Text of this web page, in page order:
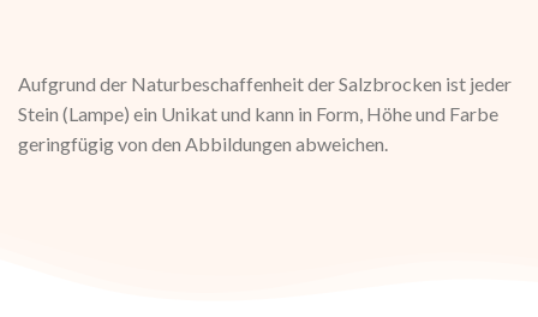
Aufgrund der Naturbeschaffenheit der Salzbrocken ist jeder
Stein (Lampe) ein Unikat und kann in Form, Höhe und Farbe
geringfügig von den Abbildungen abweichen.